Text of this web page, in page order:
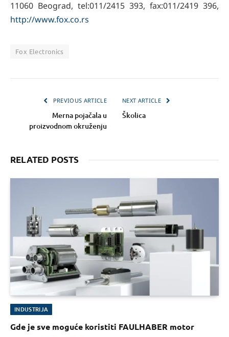
11060 Beograd, tel:011/2415 393, fax:011/2419 396,
http://www.fox.co.rs
Fox Electronics
PREVIOUS ARTICLE
Merna pojačala u
proizvodnom okruženju
NEXT ARTICLE
Školica
RELATED POSTS
INDUSTRIJA
Gde je sve moguće koristiti FAULHABER motor